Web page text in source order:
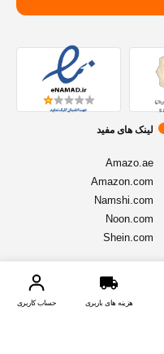
لینک های مفید
Amazo.ae
Amazon.com
Namshi.com
Noon.com
Shein.com
هزینه های باربری حساب کاربری